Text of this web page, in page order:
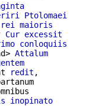
Ptolomaei
rei
maioris
Cur excessit
conloquiis
Attalum
redit ,
inopinato